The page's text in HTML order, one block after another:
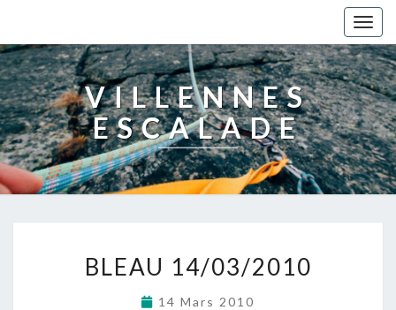
VILLENNES
ESCALADE
BLEAU 14/03/2010
14 Mars 2010